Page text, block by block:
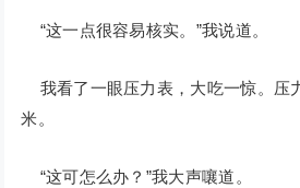
“这一点很容易核实。”我说道。
我看了一眼压力表，大吃一惊。压
米。
“这可怎么办？”我大声嚷道。